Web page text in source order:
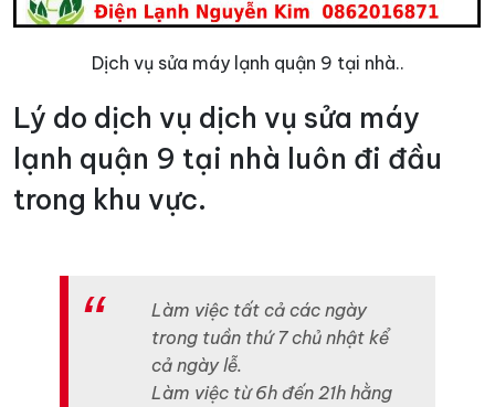
Dịch vụ sửa máy lạnh quận 9 tại nhà..
Lý do dịch vụ dịch vụ sửa máy
lạnh quận 9 tại nhà luôn đi đầu
trong khu vực.
Làm việc tất cả các ngày
trong tuần thứ 7 chủ nhật kể
cả ngày lễ.
Làm việc từ 6h đến 21h hằng